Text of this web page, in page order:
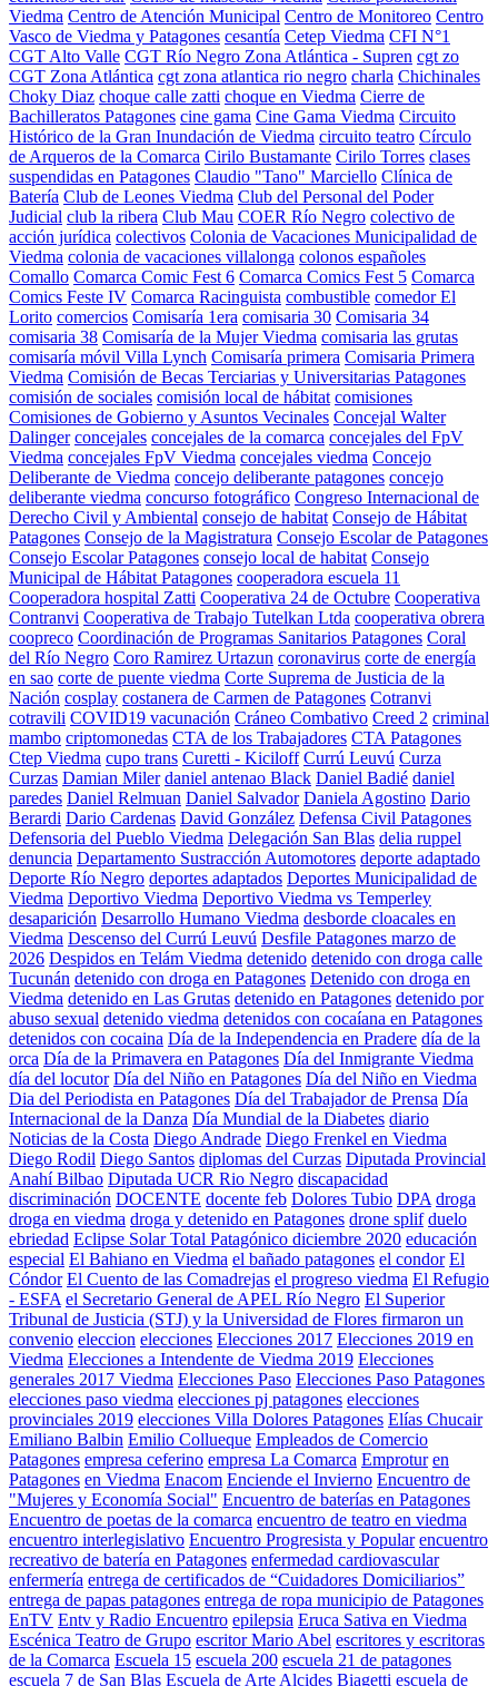
Viedma Centro de Atención Municipal Centro de Monitoreo Centro
Vasco de Viedma y Patagones cesantía Cetep Viedma CFI N°1
CGT Alto Valle CGT Río Negro Zona Atlántica - Supren cgt zo
CGT Zona Atlántica cgt zona atlantica rio negro charla Chichinales
Choky Diaz choque calle zatti choque en Viedma Cierre de
Bachilleratos Patagones cine gama Cine Gama Viedma Circuito
Histórico de la Gran Inundación de Viedma circuito teatro Círculo
de Arqueros de la Comarca Cirilo Bustamante Cirilo Torres clases
suspendidas en Patagones Claudio "Tano" Marciello Clínica de
Batería Club de Leones Viedma Club del Personal del Poder
Judicial club la ribera Club Mau COER Río Negro colectivo de
acción jurídica colectivos Colonia de Vacaciones Municipalidad de
Viedma colonia de vacaciones villalonga colonos españoles
Comallo Comarca Comic Fest 6 Comarca Comics Fest 5 Comarca
Comics Feste IV Comarca Racinguista combustible comedor El
Lorito comercios Comisaría 1era comisaria 30 Comisaria 34
comisaria 38 Comisaría de la Mujer Viedma comisaria las grutas
comisaría móvil Villa Lynch Comisaría primera Comisaria Primera
Viedma Comisión de Becas Terciarias y Universitarias Patagones
comisión de sociales comisión local de hábitat comisiones
Comisiones de Gobierno y Asuntos Vecinales Concejal Walter
Dalinger concejales concejales de la comarca concejales del FpV
Viedma concejales FpV Viedma concejales viedma Concejo
Deliberante de Viedma concejo deliberante patagones concejo
deliberante viedma concurso fotográfico Congreso Internacional de
Derecho Civil y Ambiental consejo de habitat Consejo de Hábitat
Patagones Consejo de la Magistratura Consejo Escolar de Patagones
Consejo Escolar Patagones consejo local de habitat Consejo
Municipal de Hábitat Patagones cooperadora escuela 11
Cooperadora hospital Zatti Cooperativa 24 de Octubre Cooperativa
Contranvi Cooperativa de Trabajo Tutelkan Ltda cooperativa obrera
coopreco Coordinación de Programas Sanitarios Patagones Coral
del Río Negro Coro Ramirez Urtazun coronavirus corte de energía
en sao corte de puente viedma Corte Suprema de Justicia de la
Nación cosplay costanera de Carmen de Patagones Cotranvi
cotravili COVID19 vacunación Cráneo Combativo Creed 2 criminal
mambo criptomonedas CTA de los Trabajadores CTA Patagones
Ctep Viedma cupo trans Curetti - Kiciloff Currú Leuvú Curza
Curzas Damian Miler daniel antenao Black Daniel Badié daniel
paredes Daniel Relmuan Daniel Salvador Daniela Agostino Dario
Berardi Dario Cardenas David González Defensa Civil Patagones
Defensoria del Pueblo Viedma Delegación San Blas delia ruppel
denuncia Departamento Sustracción Automotores deporte adaptado
Deporte Río Negro deportes adaptados Deportes Municipalidad de
Viedma Deportivo Viedma Deportivo Viedma vs Temperley
desaparición Desarrollo Humano Viedma desborde cloacales en
Viedma Descenso del Currú Leuvú Desfile Patagones marzo de
2026 Despidos en Telám Viedma detenido detenido con droga calle
Tucunán detenido con droga en Patagones Detenido con droga en
Viedma detenido en Las Grutas detenido en Patagones detenido por
abuso sexual detenido viedma detenidos con cocaíana en Patagones
detenidos con cocaina Día de la Independencia en Pradere día de la
orca Día de la Primavera en Patagones Día del Inmigrante Viedma
día del locutor Día del Niño en Patagones Día del Niño en Viedma
Dia del Periodista en Patagones Día del Trabajador de Prensa Día
Internacional de la Danza Día Mundial de la Diabetes diario
Noticias de la Costa Diego Andrade Diego Frenkel en Viedma
Diego Rodil Diego Santos diplomas del Curzas Diputada Provincial
Anahí Bilbao Diputada UCR Rio Negro discapacidad
discriminación DOCENTE docente feb Dolores Tubio DPA droga
droga en viedma droga y detenido en Patagones drone splif duelo
ebriedad Eclipse Solar Total Patagónico diciembre 2020 educación
especial El Bahiano en Viedma el bañado patagones el condor El
Cóndor El Cuento de las Comadrejas el progreso viedma El Refugio
- ESFA el Secretario General de APEL Río Negro El Superior
Tribunal de Justicia (STJ) y la Universidad de Flores firmaron un
convenio eleccion elecciones Elecciones 2017 Elecciones 2019 en
Viedma Elecciones a Intendente de Viedma 2019 Elecciones
generales 2017 Viedma Elecciones Paso Elecciones Paso Patagones
elecciones paso viedma elecciones pj patagones elecciones
provinciales 2019 elecciones Villa Dolores Patagones Elías Chucair
Emiliano Balbin Emilio Collueque Empleados de Comercio
Patagones empresa ceferino empresa La Comarca Emprotur en
Patagones en Viedma Enacom Enciende el Invierno Encuentro de
"Mujeres y Economía Social" Encuentro de baterías en Patagones
Encuentro de poetas de la comarca encuentro de teatro en viedma
encuentro interlegislativo Encuentro Progresista y Popular encuentro
recreativo de batería en Patagones enfermedad cardiovascular
enfermería entrega de certificados de “Cuidadores Domiciliarios”
entrega de papas patagones entrega de ropa municipio de Patagones
EnTV Entv y Radio Encuentro epilepsia Eruca Sativa en Viedma
Escénica Teatro de Grupo escritor Mario Abel escritores y escritoras
de la Comarca Escuela 15 escuela 200 escuela 21 de patagones
escuela 7 de San Blas Escuela de Arte Alcides Biagetti escuela de